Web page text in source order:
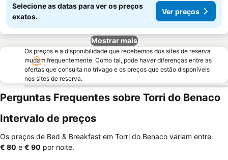
Selecione as datas para ver os preços
exatos.
Ver preços
Mostrar mais
Os preços e a disponibilidade que recebemos dos sites de reserva
mudam frequentemente. Como tal, pode haver diferenças entre as
ofertas que consulta no trivago e os preços que estão disponíveis
nos sites de reserva.
Perguntas Frequentes sobre Torri do Benaco
Intervalo de preços
Os preços de Bed & Breakfast em Torri do Benaco variam entre
‎€ 80 e ‎€ 90 por noite.